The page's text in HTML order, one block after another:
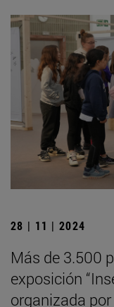
28 | 11 | 2024
Más de 3.500
exposición
organizada